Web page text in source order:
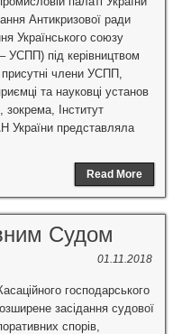
Антикризової ради
Українського союзу
УСПП) під керівництвом
присутні члени УСПП,
та науковці установ
зокрема, Інститут
України представляла
Read More
Судом
01.11.2018
господарського
засідання судової
спорів,